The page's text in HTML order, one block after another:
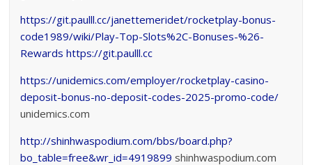
https://git.paulll.cc/janettemeridet/rocketplay-bonus-
code1989/wiki/Play-Top-Slots%2C-Bonuses-%26-
Rewards https://git.paulll.cc
https://unidemics.com/employer/rocketplay-casino-
deposit-bonus-no-deposit-codes-2025-promo-code/
unidemics.com
http://shinhwaspodium.com/bbs/board.php?
bo_table=free&wr_id=4919899 shinhwaspodium.com